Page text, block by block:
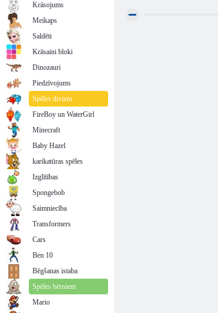
Krāsojums
Meikaps
Saldēti
Krāsaini bloki
Dinozauri
Piedzīvojums
Spēles diviem
FireBoy un WaterGirl
Minecraft
Baby Hazel
karikatūras spēles
Izglītības
Spongebob
Saimniecība
Transformers
Cars
Ben 10
Bēgšanas istaba
Spēles bērniem
Mario